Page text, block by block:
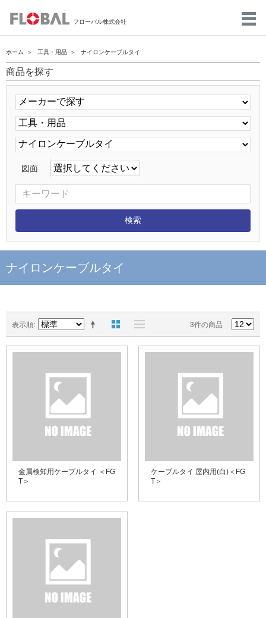
フローバル株式会社
ホーム 工具・用品 ナイロンケーブルタイ
商品を探す
図面
ナイロンケーブルタイ
表示順 3件の商品
金属検知用ケーブルタイ ＜FG
T＞
ケーブルタイ 屋内用(白)＜FG
T＞